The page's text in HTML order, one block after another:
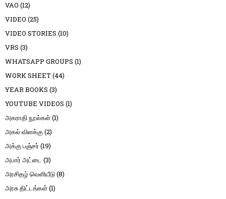
VAO (12)
VIDEO (25)
VIDEO STORIES (10)
VRS (3)
WHATSAPP GROUPS (1)
WORK SHEET(44)
YEAR BOOKS (3)
YOUTUBE VIDEOS (1)
அகராதி நூல்கள்(1)
அகல் விளக்கு(2)
அக்கு பஞ்சர் (19)
அபார் அட்டை (3)
அரசிதழ் வெளியீடு(8)
அரசு திட்டங்கள்(1)